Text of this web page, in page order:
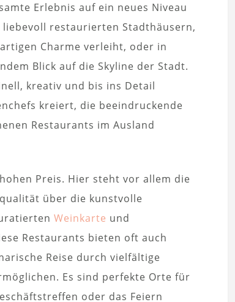
Erlebnis auf ein neues Niveau
restaurierten Stadthäusern,
Charme verleiht, oder in
Blick auf die Skyline der Stadt.
kreativ und bis ins Detail
kreiert, die beeindruckende
Restaurants im Ausland
Preis. Hier steht vor allem die
über die kunstvolle
Weinkarte und
Restaurants bieten oft auch
Reise durch vielfältige
Es sind perfekte Orte für
oder das Feiern